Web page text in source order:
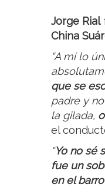
Jorge Rial
China
“A mí lo
que se
padre y
la gilada,
el
“Yo no sé
fue un
en el barro